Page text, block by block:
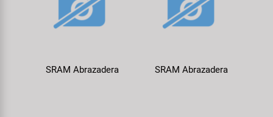
SRAM Abrazadera SRAM Abrazadera